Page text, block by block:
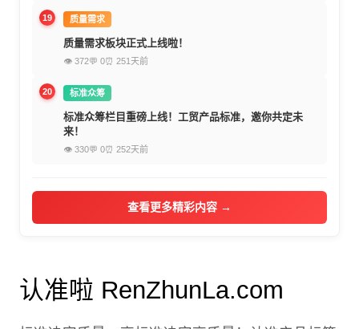
19 质量需求
质量需求板块正式上线啦！
👁 372💬 0⏰ 251天前
20 标准众筹
标准众筹栏目重磅上线！工贸产品标准，邀你共定未
来！
👁 330💬 0⏰ 252天前
查看更多精彩内容 →
认准啦 RenZhunLa.com